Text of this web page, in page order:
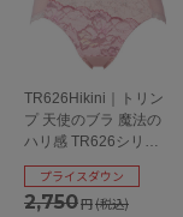
TR626Hikini｜トリン
プ 天使のブラ 魔法の
ハリ感 TR626シリー
ズ スタンダードショ
ーツ M/L/LL
2,750円(税込)
プライスダウン